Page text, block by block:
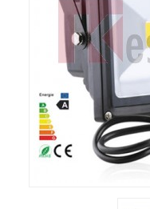
USB KABELS STEKKERS
AGRARISCH
CONTACT